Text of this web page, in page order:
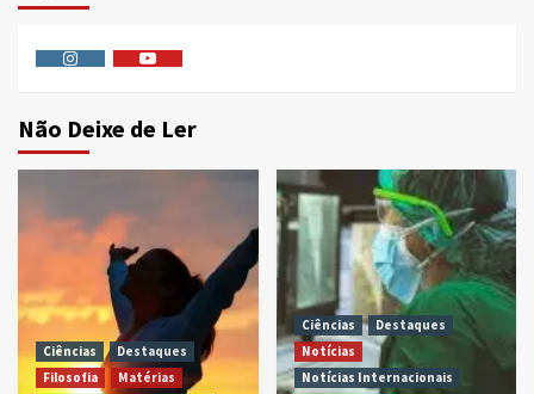
Não Deixe de Ler
Ciências
Destaques
Filosofia
Matérias
Ciências
Destaques
Notícias
Notícias Internacionais